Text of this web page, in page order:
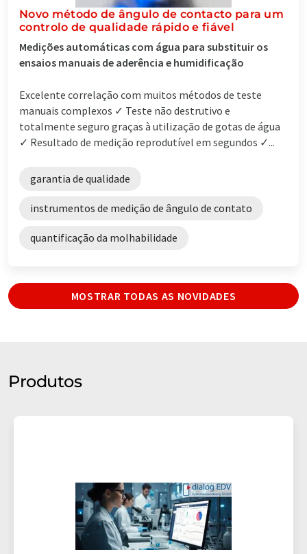
Novo método de ângulo de contacto para um
controlo de qualidade rápido e fiável
Medições automáticas com água para substituir os
ensaios manuais de aderência e humidificação
Excelente correlação com muitos métodos de teste
manuais complexos ✓ Teste não destrutivo e
totalmente seguro graças à utilização de gotas de água
✓ Resultado de medição reprodutível em segundos ✓...
garantia de qualidade
instrumentos de medição de ângulo de contato
quantificação da molhabilidade
MOSTRAR TODAS AS NOVIDADES
Produtos